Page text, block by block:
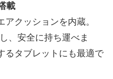
載
クッションを内蔵。
、安全に持ち運べま
るタブレットにも最適で